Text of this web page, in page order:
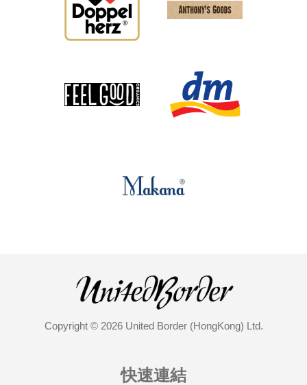
Copyright © 2026 United Border (HongKong) Ltd.
快速連結